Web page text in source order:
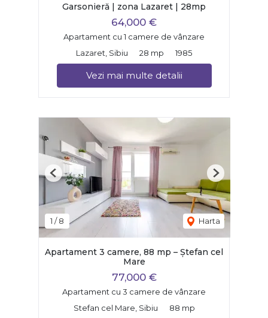
Garsonieră | zona Lazaret | 28mp
64,000 €
Apartament cu 1 camere de vânzare
Lazaret, Sibiu
28 mp 1985
Vezi mai multe detalii
1 /8 Harta
Previous Next
Apartament 3 camere, 88 mp – Ștefan cel
Mare
77,000 €
Apartament cu 3 camere de vânzare
Stefan cel Mare, Sibiu
88 mp